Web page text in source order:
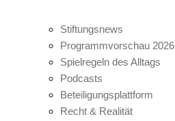
Stiftungsnews
Programmvorschau 2026
Spielregeln des Alltags
Podcasts
Beteiligungsplattform
Recht & Realität